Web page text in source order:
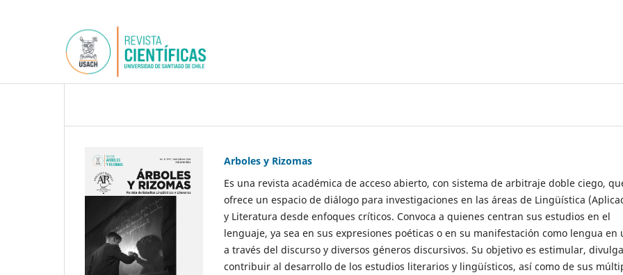
Arboles y Rizomas
Es una revista académica de acceso abierto, con sistema de arbitraje doble ciego,
ofrece un espacio de diálogo para investigaciones en las áreas de Lingüística
y Literatura desde enfoques críticos. Convoca a quienes centran sus estudios en el
lenguaje, ya sea en sus expresiones poéticas o en su manifestación como lengua en
a través del discurso y diversos géneros discursivos. Su objetivo es estimular,
contribuir al desarrollo de los estudios literarios y lingüísticos, así como de sus